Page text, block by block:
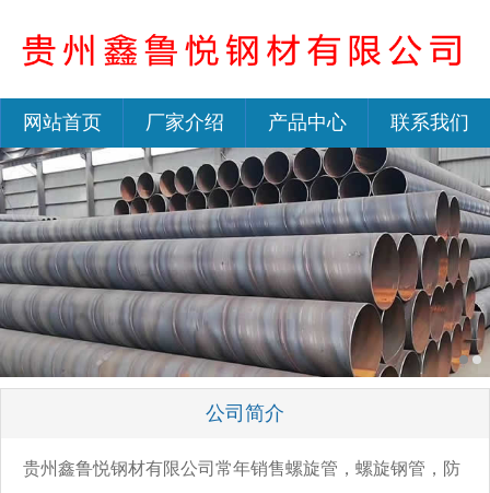
网站首页 厂家介绍 产品中心 联系我们
公司简介
贵州鑫鲁悦钢材有限公司常年销售螺旋管，螺旋钢管，防